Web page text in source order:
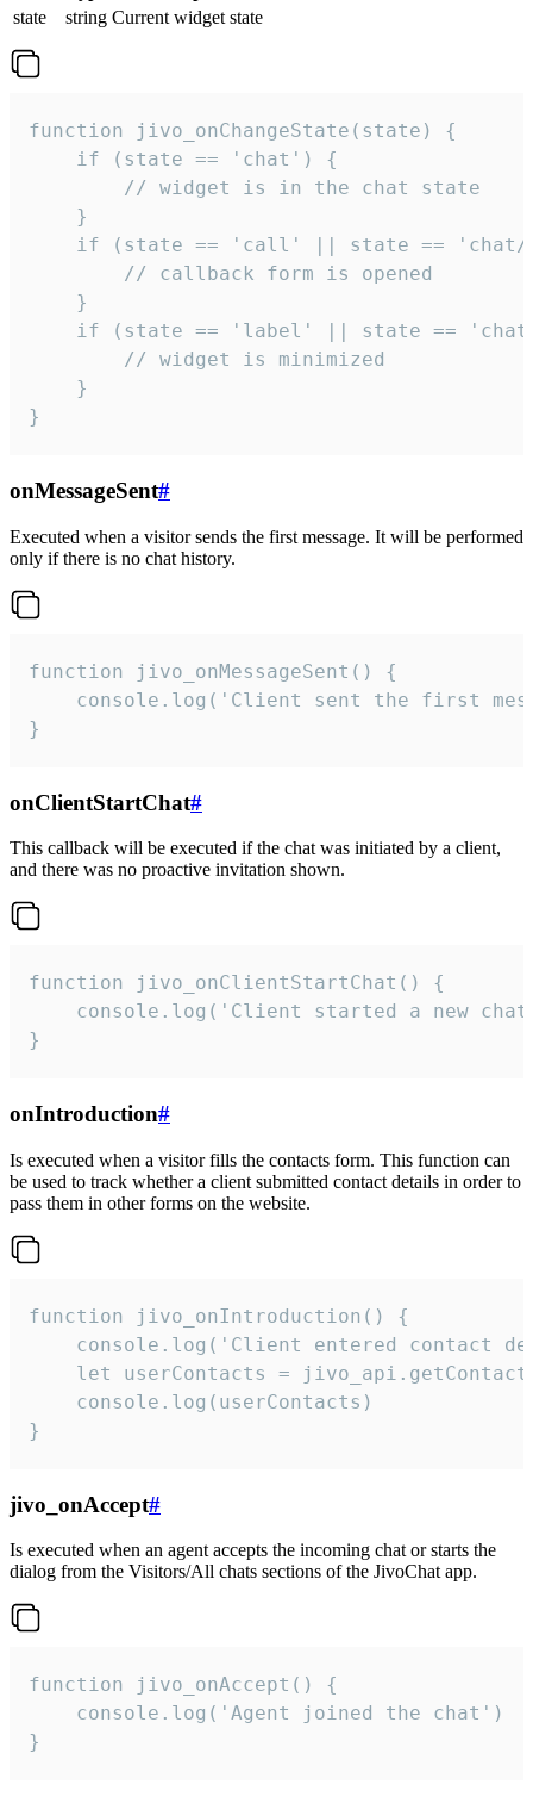
state
string Current widget state
function jivo_onChangeState(state) {
    if (state == 'chat') {
        // widget is in the chat state
    }
if (state == 'call' || state ==
        // callback form is opened
    }
if (state == 'label' || state ==
        // widget is minimized
    }
}
onMessageSent#
Executed when a visitor sends the first message. It will be performed
only if there is no chat history.
function jivo_onMessageSent() {
console.log('Client sent the first
}
onClientStartChat#
This callback will be executed if the chat was initiated by a client,
and there was no proactive invitation shown.
function jivo_onClientStartChat() {
console.log('Client started a new
}
onIntroduction#
Is executed when a visitor fills the contacts form. This function can
be used to track whether a client submitted contact details in order to
pass them in other forms on the website.
function jivo_onIntroduction() {
console.log('Client entered contact
let userContacts =
    console.log(userContacts)
}
jivo_onAccept#
Is executed when an agent accepts the incoming chat or starts the
dialog from the Visitors/All chats sections of the JivoChat app.
function jivo_onAccept() {
}